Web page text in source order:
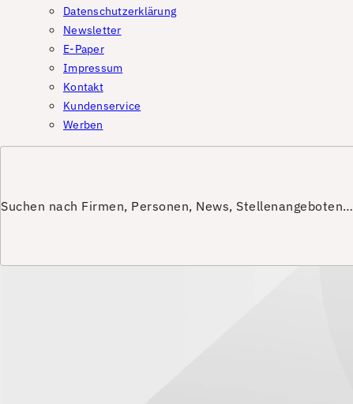
Datenschutzerklärung
Newsletter
E-Paper
Impressum
Kontakt
Kundenservice
Werben
Suchen nach Firmen, Personen, News, Stellenangeboten…